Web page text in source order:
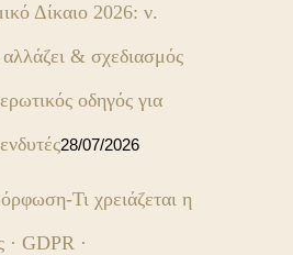
Δίκαιο 2026: ν.
& σχεδιασμός
οδηγός για
28/07/2026
Τι χρειάζεται η
· GDPR ·